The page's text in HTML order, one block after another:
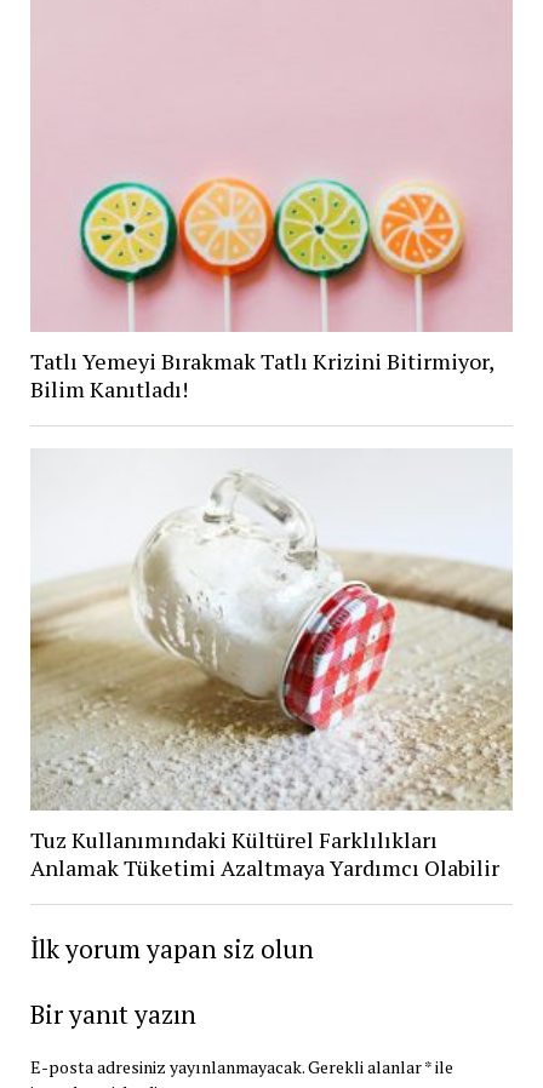
Tatlı Yemeyi Bırakmak Tatlı Krizini Bitirmiyor,
Bilim Kanıtladı!
Tuz Kullanımındaki Kültürel Farklılıkları
Anlamak Tüketimi Azaltmaya Yardımcı Olabilir
İlk yorum yapan siz olun
Bir yanıt yazın
E-posta adresiniz yayınlanmayacak.Gerekli alanlar*ile